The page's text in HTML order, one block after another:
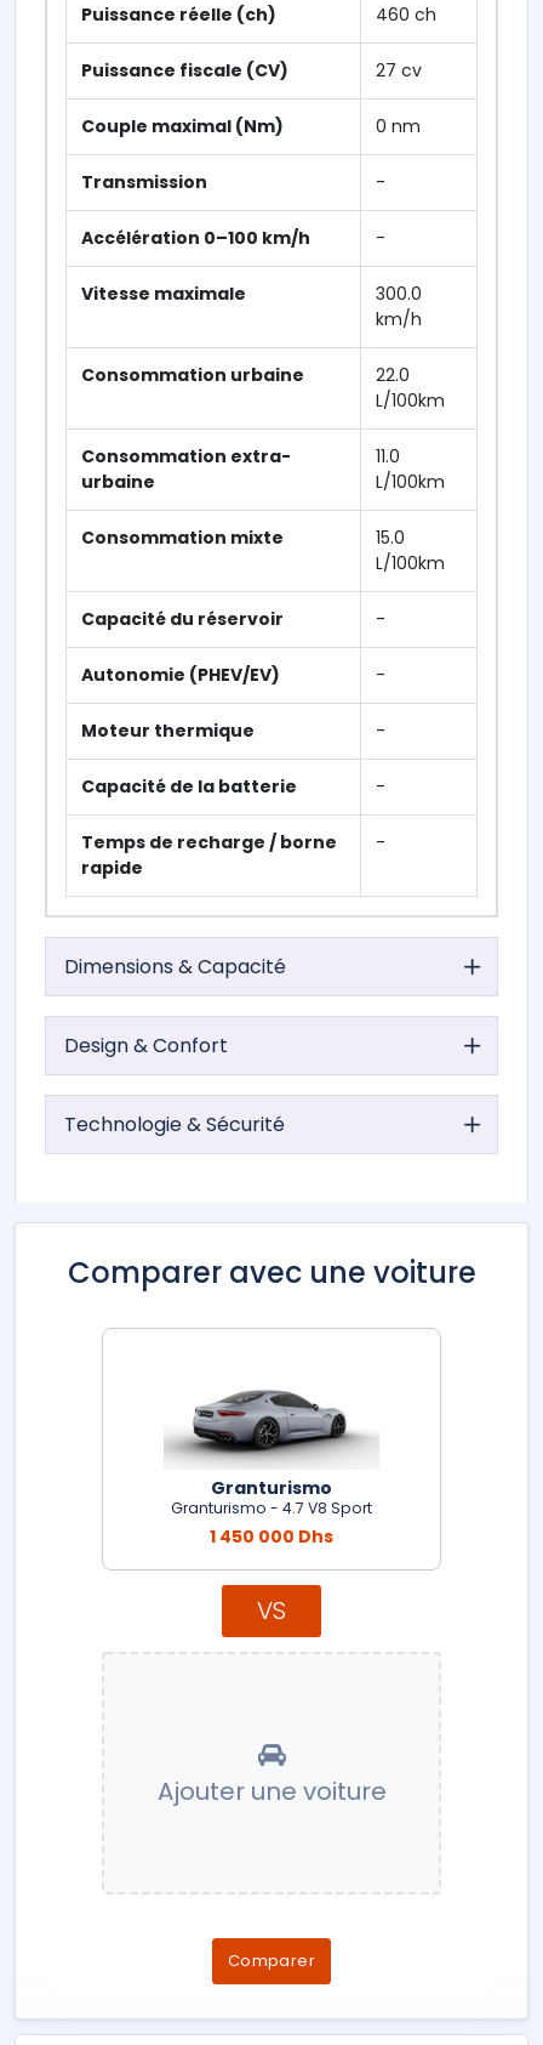
Puissance réelle (ch) 460 ch
Puissance fiscale (CV) 27 cv
Couple maximal (Nm) 0 nm
Transmission -
Accélération 0–100 km/h -
Vitesse maximale
300.0
km/h
Consommation urbaine
22.0
L/100km
Consommation extra-
urbaine
11.0
L/100km
Consommation mixte
15.0
L/100km
Capacité du réservoir -
Autonomie (PHEV/EV) -
Moteur thermique -
Capacité de la batterie -
Temps de recharge / borne
rapide
-
Dimensions & Capacité
Design & Confort
Technologie & Sécurité
Comparer avec une voiture
Granturismo
Granturismo - 4.7 V8 Sport
1 450 000 Dhs
VS
Ajouter une voiture
Comparer